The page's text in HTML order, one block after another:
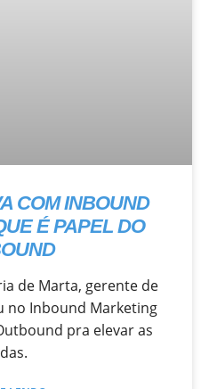
COM INBOUND
É PAPEL DO
de Marta, gerente de
no Inbound Marketing
pra elevar as